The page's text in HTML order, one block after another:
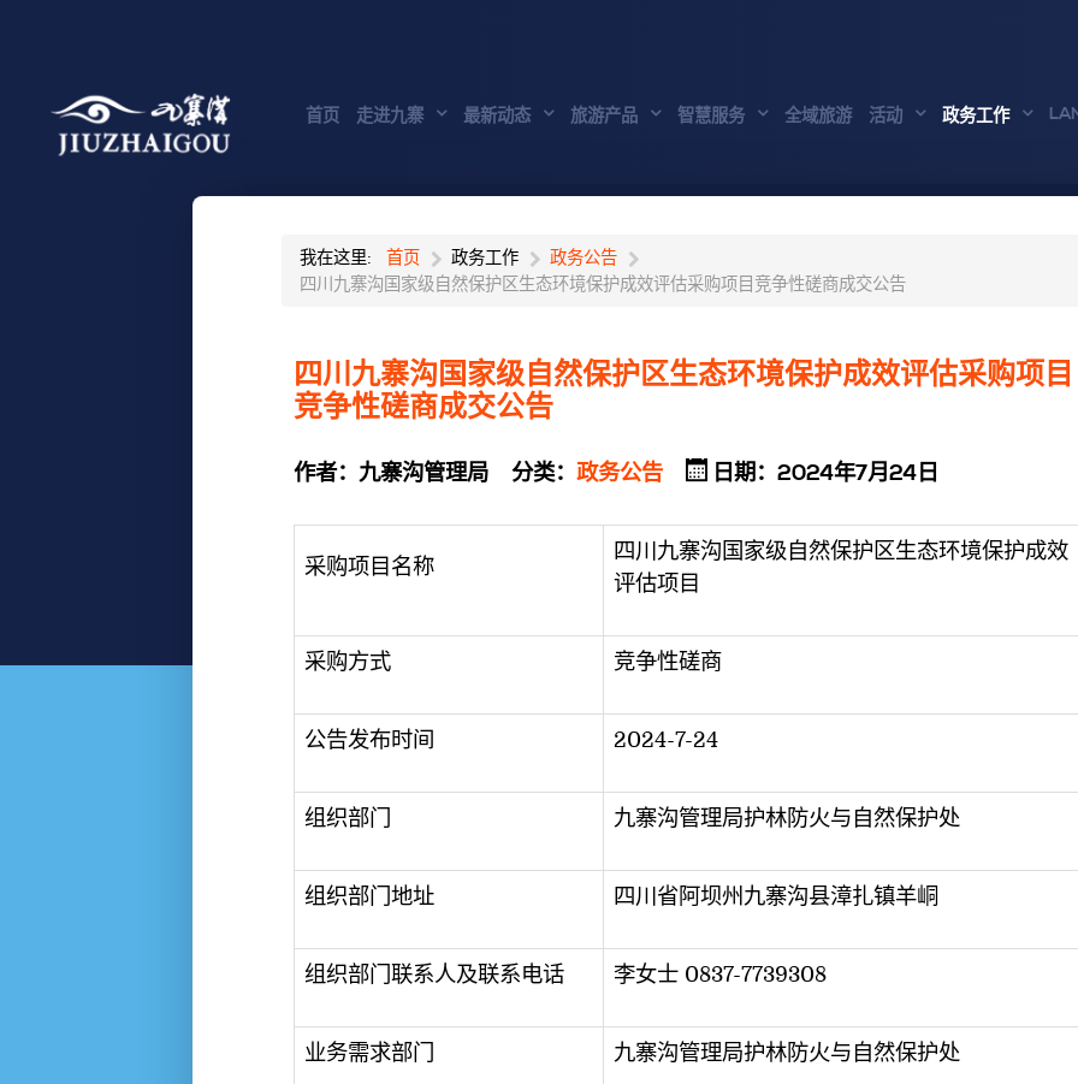
首页 走进九寨 最新动态 旅游产品 智慧服务 全域旅游 活动 政务工作
我在这里: 首页 政务工作
政务公告
四川九寨沟国家级自然保护区生态环境保护成效评估采购项目竞争性磋商成交公告
四川九寨沟国家级自然保护区生态环境保护成效评估采购项目
竞争性磋商成交公告
作者： 九寨沟管理局 分类： 政务公告 日期：2024年7月24日
采购项目名称
四川九寨沟国家级自然保护区生态环境保护成效
评估项目
采购方式 竞争性磋商
公告发布时间 2024-7-24
组织部门 九寨沟管理局护林防火与自然保护处
组织部门地址 四川省阿坝州九寨沟县漳扎镇羊峒
组织部门联系人及联系电话 李女士 0837-7739308
业务需求部门 九寨沟管理局护林防火与自然保护处